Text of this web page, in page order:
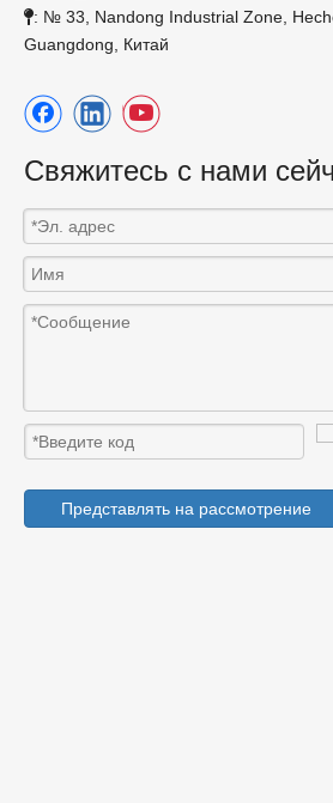
: № 33, Nandong Industrial Zone,
Guangdong, Китай
Свяжитесь с нами
Представлять на рассмотрение